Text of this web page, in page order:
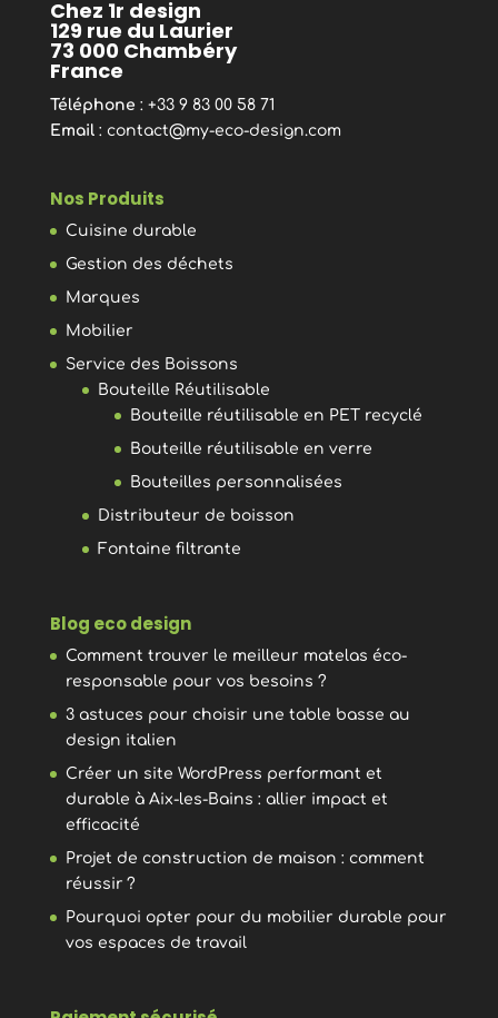
Chez 1r design
129 rue du Laurier
73 000 Chambéry
France
Téléphone : +33 9 83 00 58 71
Email: contact@my-eco-design.com
Nos Produits
Cuisine durable
Gestion des déchets
Marques
Mobilier
Service des Boissons
Bouteille Réutilisable
Bouteille réutilisable en PET recyclé
Bouteille réutilisable en verre
Bouteilles personnalisées
Distributeur de boisson
Fontaine filtrante
Blog eco design
Comment trouver le meilleur matelas éco-
responsable pour vos besoins ?
3 astuces pour choisir une table basse au
design italien
Créer un site WordPress performant et
durable à Aix-les-Bains : allier impact et
efficacité
Projet de construction de maison : comment
réussir ?
Pourquoi opter pour du mobilier durable pour
vos espaces de travail